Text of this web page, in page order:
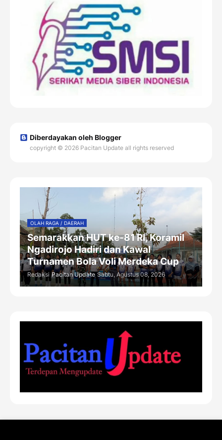
Diberdayakan oleh Blogger
copyright © 2026 Pacitan Update all rights reserved
OLAH RAGA / DAERAH
Semarakkan HUT ke-81 RI, Koramil
Ngadirojo Hadiri dan Kawal
Turnamen Bola Voli Merdeka Cup
Redaksi Pacitan Update Sabtu, Agustus 08, 2026